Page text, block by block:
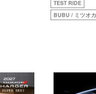
TEST RIDE
BUBU / ミツオカ